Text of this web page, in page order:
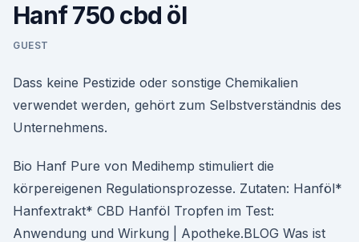
Hanf 750 cbd öl
GUEST
Dass keine Pestizide oder sonstige Chemikalien
verwendet werden, gehört zum Selbstverständnis des
Unternehmens.
Bio Hanf Pure von Medihemp stimuliert die
körpereigenen Regulationsprozesse. Zutaten: Hanföl*
Hanfextrakt* CBD Hanföl Tropfen im Test:
Anwendung und Wirkung | Apotheke.BLOG Was ist